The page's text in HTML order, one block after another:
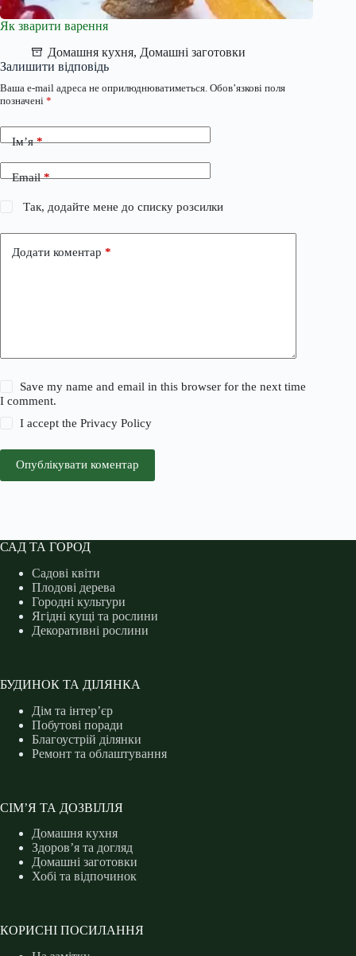
Як зварити варення
Домашня кухня, Домашні заготовки
Залишити відповідь
Ваша e-mail адреса не оприлюднюватиметься. Обов’язкові поля
позначені *
Ім’я*
Email*
Так, додайте мене до списку розсилки
Додати коментар *
Save my name and email in this browser for the next time
I comment.
I accept thePrivacy Policy
Опублікувати коментар
САД ТА ГОРОД
Садові квіти
Плодові дерева
Городні культури
Ягідні кущі та рослини
Декоративні рослини
БУДИНОК ТА ДІЛЯНКА
Дім та інтер’єр
Побутові поради
Благоустрій ділянки
Ремонт та облаштування
СІМ’Я ТА ДОЗВІЛЛЯ
Домашня кухня
Здоров’я та догляд
Домашні заготовки
Хобі та відпочинок
КОРИСНІ ПОСИЛАННЯ